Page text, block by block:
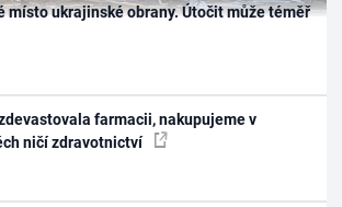
místo ukrajinské obrany. Útočit může téměř
farmacii, nakupujeme v
ničí zdravotnictví